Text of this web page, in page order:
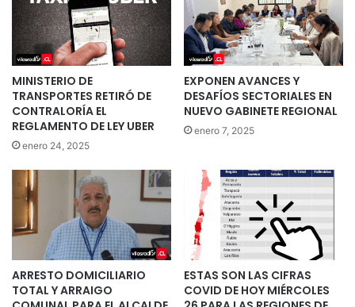
MINISTERIO DE
TRANSPORTES RETIRÓ DE
CONTRALORÍA EL
REGLAMENTO DE LEY UBER
enero 24, 2025
EXPONEN AVANCES Y
DESAFÍOS SECTORIALES EN
NUEVO GABINETE REGIONAL
enero 7, 2025
ARRESTO DOMICILIARIO
TOTAL Y ARRAIGO
ESTAS SON LAS CIFRAS
COVID DE HOY MIÉRCOLES